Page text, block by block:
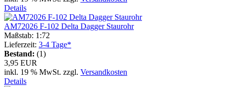
Details
AM72026 F-102 Delta Dagger Staurohr
Maßstab: 1:72
Lieferzeit: 3-4 Tage*
Bestand: (1)
3,95 EUR
inkl. 19 % MwSt. zzgl. Versandkosten
Details